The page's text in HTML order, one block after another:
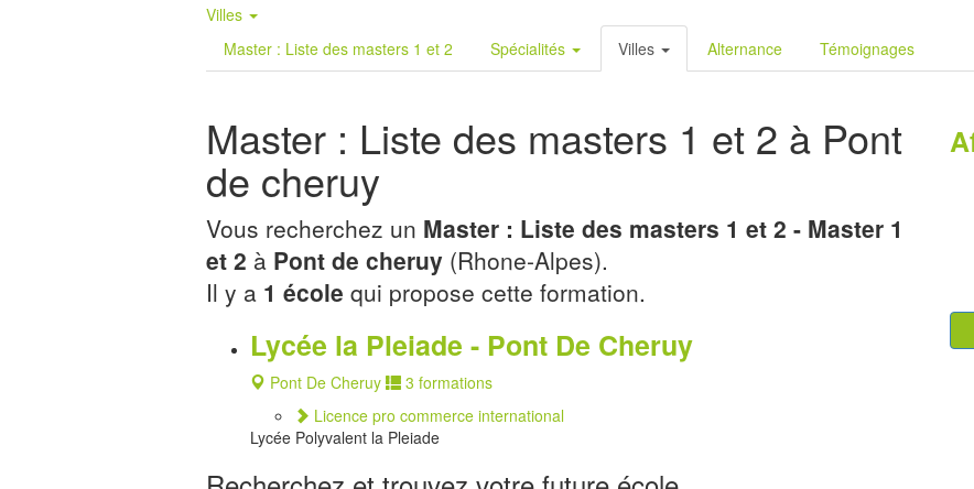
Villes
Master : Liste des masters 1 et 2
Spécialités Villes Alternance Témoignages
Master : Liste des masters 1 et 2 à Pont
de cheruy
Vous recherchez un Master : Liste des masters 1 et 2 - Master 1
et 2 à Pont de cheruy (Rhone-Alpes).
Il y a 1 école qui propose cette formation.
Lycée la Pleiade - Pont De Cheruy
Pont De Cheruy
3 formations
Licence pro commerce international
Lycée Polyvalent la Pleiade